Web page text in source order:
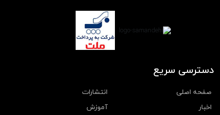
دسترسی سریع
صفحه اصلی
انتشارات
اخبار
آموزش